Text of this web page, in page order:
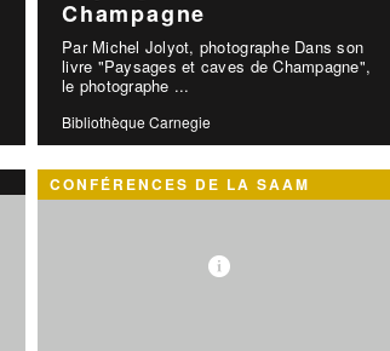
Champagne
Par Michel Jolyot, photographe Dans son
livre "Paysages et caves de Champagne",
le photographe ...
Bibliothèque Carnegie
CONFÉRENCES DE LA SAAM